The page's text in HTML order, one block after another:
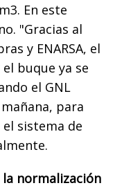
En este
"Gracias al
y ENARSA, el
buque ya se
el GNL
para
sistema de
normalización